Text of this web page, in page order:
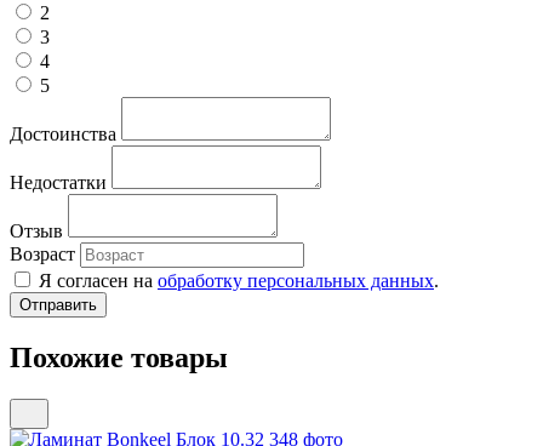
2
3
4
5
Достоинства
Недостатки
Отзыв
Возраст
Я согласен на обработку персональных данных.
Похожие товары